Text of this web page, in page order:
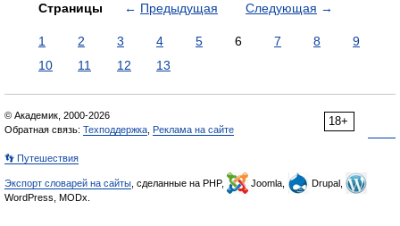
Страницы ← Предыдущая Следующая →
1 2 3 4 5 6 7 8
9
10
11 12 13
18+
© Академик, 2000-2026
Обратная связь: Техподдержка Реклама на сайте
👣 Путешествия
Экспорт словарей на сайты , сделанные на PHP, Joomla,
Drupal,
WordPress, MODx.